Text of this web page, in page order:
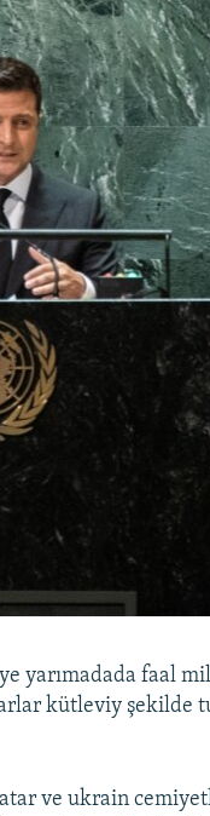
yarımadada faal
kütleviy şekilde
ve ukrain